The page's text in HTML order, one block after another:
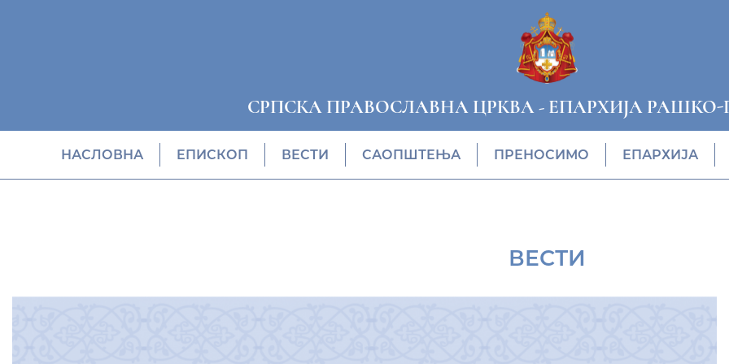
СРПСКА ПРАВОСЛАВНА ЦРКВА- ЕПАРХИЈА
НАСЛОВНА EПИСКОП ВЕСТИ САОПШТЕЊА ПРЕНОСИМО ЕПАРХИЈА
ВЕСТИ